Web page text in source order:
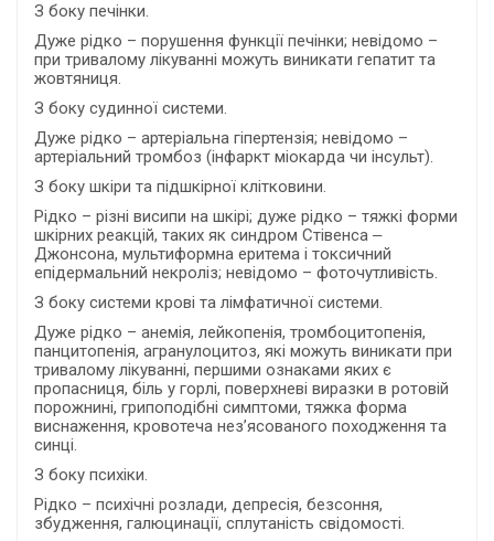
З боку печінки.
Дуже рідко – порушення функції печінки; невідомо –
при тривалому лікуванні можуть виникати гепатит та
жовтяниця.
З боку судинної системи.
Дуже рідко – артеріальна гіпертензія; невідомо –
артеріальний тромбоз (інфаркт міокарда чи інсульт).
З боку шкіри та підшкірної клітковини.
Рідко – різні висипи на шкірі; дуже рідко – тяжкі форми
шкірних реакцій, таких як синдром Стівенса ‒
Джонсона, мультиформна еритема і токсичний
епідермальний некроліз; невідомо – фоточутливість.
З боку системи крові та лімфатичної системи.
Дуже рідко – анемія, лейкопенія, тромбоцитопенія,
панцитопенія, агранулоцитоз, які можуть виникати при
тривалому лікуванні, першими ознаками яких є
пропасниця, біль у горлі, поверхневі виразки в ротовій
порожнині, грипоподібні симптоми, тяжка форма
виснаження, кровотеча нез’ясованого походження та
синці.
З боку психіки.
Рідко – психічні розлади, депресія, безсоння,
збудження, галюцинації, сплутаність свідомості.